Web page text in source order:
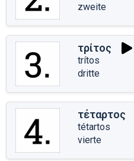
zweite
τρίτος
trítos
dritte
τέταρτος
tétartos
vierte